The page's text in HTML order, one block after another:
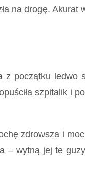
drogę. Akurat
ledwo się
szpitalik i
i
– wytną jej te